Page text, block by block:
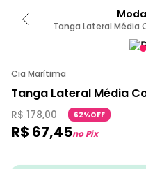
Tanga Lateral Média
Cia Marítima
Tanga Lateral Média
R$ 178,00 62%OFF
R$ 67,45no Pix